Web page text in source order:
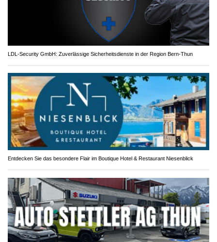
LDL-Security GmbH: Zuverlässige Sicherheitsdienste in der Region Bern-Thun
Entdecken Sie das besondere Flair im Boutique Hotel & Restaurant Niesenblick